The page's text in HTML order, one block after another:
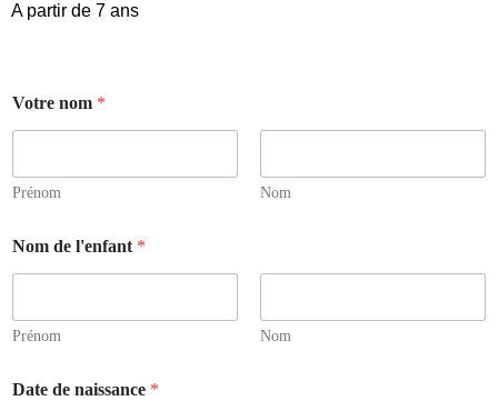
A partir de 7 ans
Votre nom *
Prénom Nom
Nom de l'enfant *
Prénom Nom
Date de naissance *